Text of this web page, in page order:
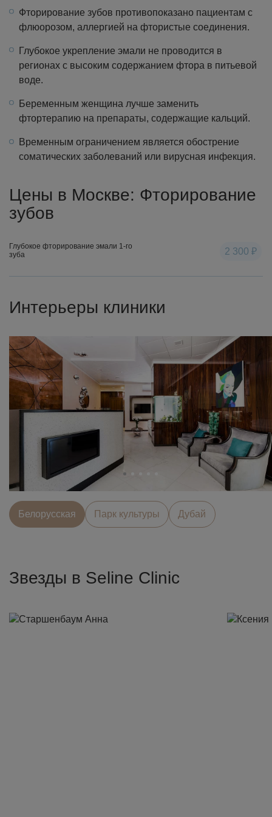
Фторирование зубов противопоказано пациентам с
флюорозом, аллергией на фтористые соединения.
Глубокое укрепление эмали не проводится в
регионах с высоким содержанием фтора в питьевой
воде.
Беременным женщина лучше заменить
фтортерапию на препараты, содержащие кальций.
Временным ограничением является обострение
соматических заболеваний или вирусная инфекция.
Цены в Москве: Фторирование
зубов
Глубокое фторирование эмали 1-го
зуба
2 300 ₽
Интерьеры клиники
Белорусcкая Парк культуры Дубай
Звезды в Seline Clinic